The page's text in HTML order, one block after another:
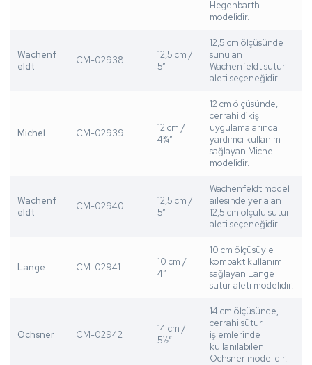
Hegenbarth
modelidir.
Wachenf
eldt
CM-02938
12,5 cm /
5”
12,5 cm ölçüsünde
sunulan
Wachenfeldt sütur
aleti seçeneğidir.
Michel CM-02939
12 cm /
4¾”
12 cm ölçüsünde,
cerrahi dikiş
uygulamalarında
yardımcı kullanım
sağlayan Michel
modelidir.
Wachenf
eldt
CM-02940
12,5 cm /
5”
Wachenfeldt model
ailesinde yer alan
12,5 cm ölçülü sütur
aleti seçeneğidir.
Lange CM-02941
10 cm /
4”
10 cm ölçüsüyle
kompakt kullanım
sağlayan Lange
sütur aleti modelidir.
Ochsner CM-02942
14 cm /
5½”
14 cm ölçüsünde,
cerrahi sütur
işlemlerinde
kullanılabilen
Ochsner modelidir.